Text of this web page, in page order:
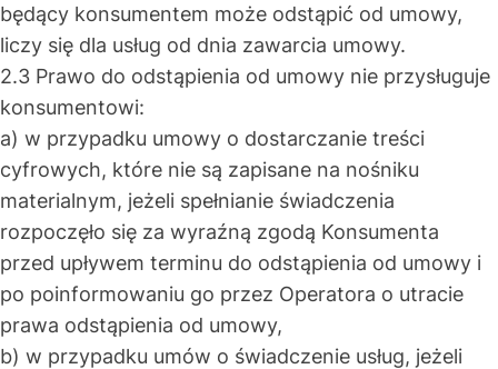
będący konsumentem może odstąpić od umowy,
liczy się dla usług od dnia zawarcia umowy.
2.3 Prawo do odstąpienia od umowy nie przysługuje
konsumentowi:
a) w przypadku umowy o dostarczanie treści
cyfrowych, które nie są zapisane na nośniku
materialnym, jeżeli spełnianie świadczenia
rozpoczęło się za wyraźną zgodą Konsumenta
przed upływem terminu do odstąpienia od umowy i
po poinformowaniu go przez Operatora o utracie
prawa odstąpienia od umowy,
b) w przypadku umów o świadczenie usług, jeżeli